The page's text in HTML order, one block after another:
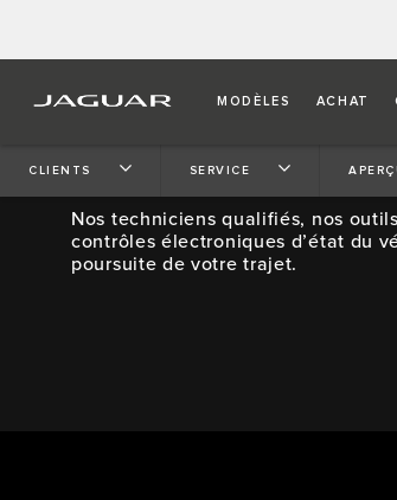
MODÈLES ACHAT
CLIENTS SERVICE
SERVICE
Nos techniciens qualifiés, nos
contrôles électroniques d’état du
poursuite de votre trajet.